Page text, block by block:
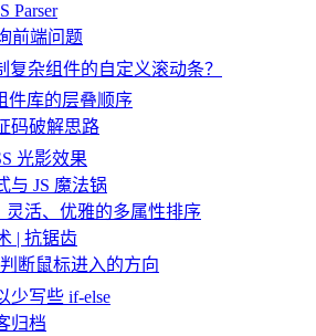
Parser
前端问题
杂组件的自定义滚动条？
件库的层叠顺序
码破解思路
光影效果
与 JS 魔法锅
灵活、优雅的多属性排序
| 抗锯齿
判断鼠标进入的方向
少写些 if-else
归档